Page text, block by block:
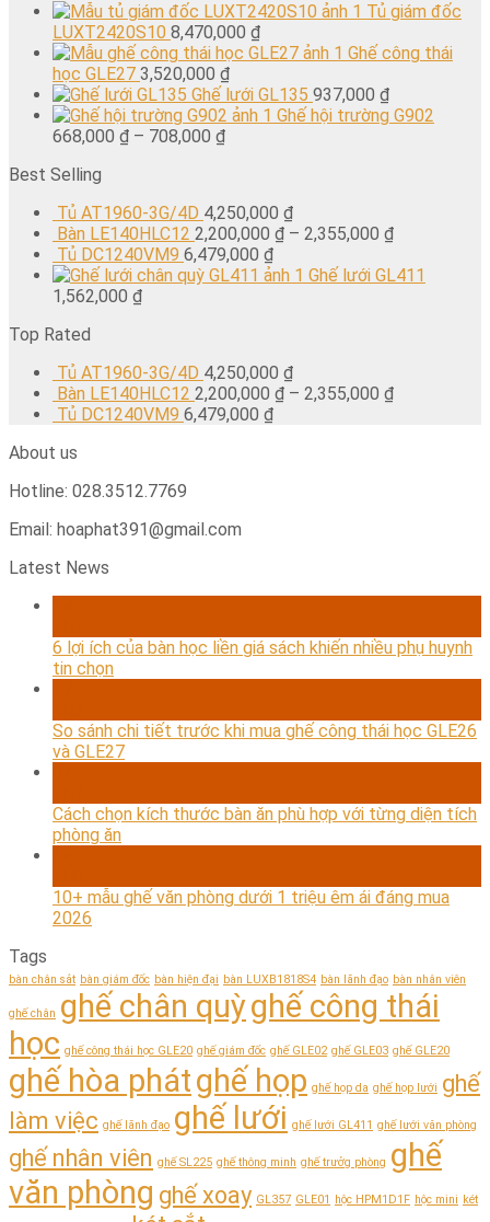
Tủ giám đốc
LUXT2420S10 8,470,000 ₫
Ghế công thái
học GLE27 3,520,000 ₫
Ghế lưới GL135 937,000 ₫
Ghế hội trường G902
668,000 ₫ – 708,000 ₫
Best Selling
Tủ AT1960-3G/4D 4,250,000 ₫
Bàn LE140HLC12 2,200,000 ₫ – 2,355,000 ₫
Tủ DC1240VM9 6,479,000 ₫
Ghế lưới GL411
1,562,000 ₫
Top Rated
Tủ AT1960-3G/4D 4,250,000 ₫
Bàn LE140HLC12 2,200,000 ₫ – 2,355,000 ₫
Tủ DC1240VM9 6,479,000 ₫
About us
Hotline: 028.3512.7769
Email: hoaphat391@gmail.com
Latest News
6 lợi ích của bàn học liền giá sách khiến nhiều phụ huynh
tin chọn
So sánh chi tiết trước khi mua ghế công thái học GLE26
và GLE27
Cách chọn kích thước bàn ăn phù hợp với từng diện tích
phòng ăn
10+ mẫu ghế văn phòng dưới 1 triệu êm ái đáng mua
2026
Tags
bàn chân sắt bàn giám đốc bàn hiện đại bàn LUXB1818S4 bàn lãnh đạo bàn nhân viên
ghế chân ghế chân quỳghế công thái
học ghế công thái học GLE20 ghế giám đốc ghế GLE02 ghế GLE03 ghế GLE20
ghế hòa phátghế họp ghế họp da ghế họp lưới ghế
làm việc ghế lãnh đạo ghế lưới ghế lưới GL411 ghế lưới văn phòng
ghế nhân viên ghế SL225 ghế thông minh ghế trưởg phòng ghế
văn phòng ghế xoay GL357 GLE01 hộc HPM1D1F hộc mini két